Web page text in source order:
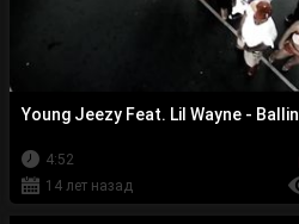
Young Jeezy Feat. Lil Wayne - Ballin
4:52
14 лет назад